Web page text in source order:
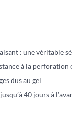
: une véritable
à la perforation
dus au gel
40 jours à